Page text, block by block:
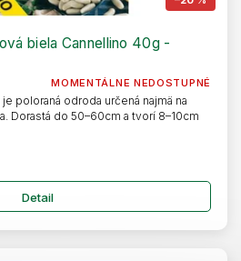
biela Cannellino 40g -
MOMENTÁLNE NEDOSTUPNÉ
Detail
poloraná odroda určená najmä na
Dorastá do 50–60cm a tvorí 8–10cm